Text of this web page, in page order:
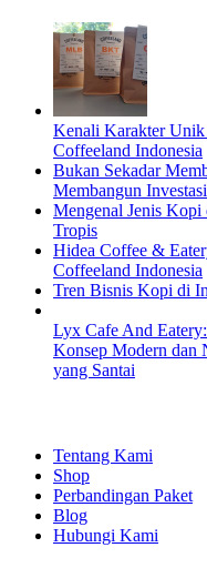
Kenali Karakter
Coffeeland Indonesia
Bukan Sekadar
Membangun
Mengenal Jenis Kopi
Tropis
Hidea Coffee &
Coffeeland Indonesia
Tren Bisnis Kopi di
Lyx Cafe And
Konsep Modern dan
yang Santai
Tentang Kami
Shop
Perbandingan Paket
Blog
Hubungi Kami